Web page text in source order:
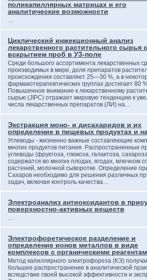
поликапиллярных матрицах и его
аналитические возможности
…
Циклический инжекционный анализ
лекарственного растительного сырья с
вскрытием проб в У3-поле
Среди большого ассортимента лекарственных
производимых в мире, доля препаратов
происхождения составляет 25—30 %, а в
фармакотерапевтических группах достигает 80
Повышенное внимание к лекарственному
сырью (JIPC) отражает мировую тенденцию к
числа лекарственных препаратов (ЛИ) на…
Экстракция моно- и дисахаридов и их
определение в пищевых продуктах и
Углеводы - жизненно важные составляющие
многих продуктов питания. Распространенные
углеводы (фруктоза, глюкоза, галактоза,
содержатся во многих плодах, ягодах, млечном
растений, молочной сыворотке. Определение
Сахаров необходимо для решения различных
задач, включая контроль качества…
Электроанализ антиоксидантов в
поверхностно-активных веществ
…
Электрофоретическое разделение и
определение ионов металлов в виде
комплексов с органическими
Метод капиллярного электрофореза (КЭ)
большее распространение в аналитической
вследствие своей высокой эффективности и